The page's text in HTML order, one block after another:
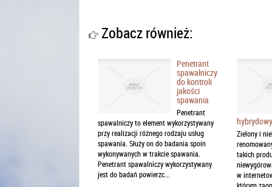
Zobacz również:
Penetrant
spawalniczy
do kontroli
jakości
spawania
Penetrant
spawalniczy to element wykorzystywany
przy realizacji różnego rodzaju usług
spawania. Służy on do badania spoin
wykonywanych w trakcie spawania.
Penetrant spawalniczy wykorzystywany
jest do badań powierzc...
Zielony i
takich
w
którym